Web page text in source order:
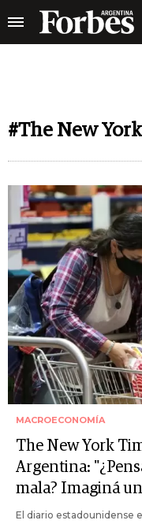
#The New
MACROECONOMÍA
The New York
Argentina:
mala? Imaginá
El diario estadounidense